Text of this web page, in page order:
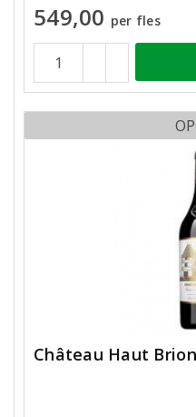
549,00 per fles
Château Haut